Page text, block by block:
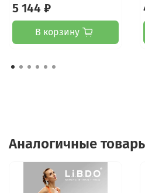
5 144 ₽
В корзину
Аналогичные